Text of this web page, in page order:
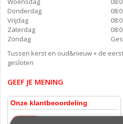
Donderdag
Vrijdag
Zaterdag
Zondag
Tussen kerst en oud&nieuw + de
gesloten
GEEF JE MENING